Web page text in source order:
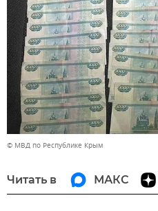
© МВД по Республике Крым
Читать в МАКС